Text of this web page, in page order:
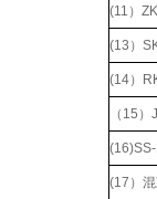
(11）
(13）
(14）
（15
(17）